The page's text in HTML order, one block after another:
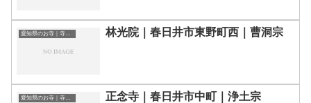
愛知県のお寺｜寺院一覧 林光院｜春日井市東野町西｜曹洞宗
愛知県のお寺｜寺院一覧 正念寺｜春日井市中町｜浄土宗